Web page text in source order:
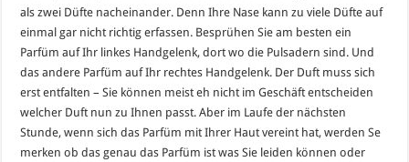
als zwei Düfte nacheinander. Denn Ihre Nase kann zu viele Düfte auf
einmal gar nicht richtig erfassen. Besprühen Sie am besten ein
Parfüm auf Ihr linkes Handgelenk, dort wo die Pulsadern sind. Und
das andere Parfüm auf Ihr rechtes Handgelenk. Der Duft muss sich
erst entfalten – Sie können meist eh nicht im Geschäft entscheiden
welcher Duft nun zu Ihnen passt. Aber im Laufe der nächsten
Stunde, wenn sich das Parfüm mit Ihrer Haut vereint hat, werden Se
merken ob das genau das Parfüm ist was Sie leiden können oder